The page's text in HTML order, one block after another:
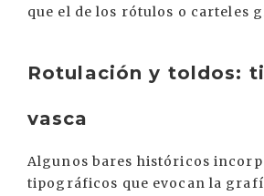
que el de los rótulos o carteles
Rotulación y toldos:
vasca
Algunos bares históricos
tipográficos que evocan la